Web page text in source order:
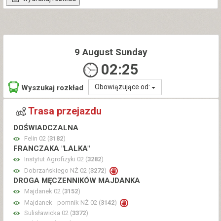
9 August Sunday
02:25
Wyszukaj rozkład Obowiązujące od:
Trasa przejazdu
DOŚWIADCZALNA
Felin 02 (3182)
FRANCZAKA "LALKA"
Instytut Agrofizyki 02 (3282)
Dobrzańskiego NŻ 02 (3272)
DROGA MĘCZENNIKÓW MAJDANKA
Majdanek 02 (3152)
Majdanek - pomnik NŻ 02 (3142)
Sulisławicka 02 (3372)